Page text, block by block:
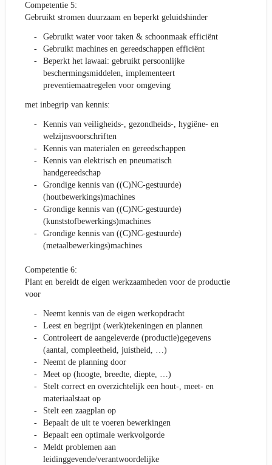
Competentie 5:
Gebruikt stromen duurzaam en beperkt geluidshinder
Gebruikt water voor taken & schoonmaak efficiënt
Gebruikt machines en gereedschappen efficiënt
Beperkt het lawaai: gebruikt persoonlijke
beschermingsmiddelen, implementeert
preventiemaatregelen voor omgeving
met inbegrip van kennis:
Kennis van veiligheids-, gezondheids-, hygiëne- en
welzijnsvoorschriften
Kennis van materialen en gereedschappen
Kennis van elektrisch en pneumatisch
handgereedschap
Grondige kennis van ((C)NC-gestuurde)
(houtbewerkings)machines
Grondige kennis van ((C)NC-gestuurde)
(kunststofbewerkings)machines
Grondige kennis van ((C)NC-gestuurde)
(metaalbewerkings)machines
Competentie 6:
Plant en bereidt de eigen werkzaamheden voor de productie
voor
Neemt kennis van de eigen werkopdracht
Leest en begrijpt (werk)tekeningen en plannen
Controleert de aangeleverde (productie)gegevens
(aantal, compleetheid, juistheid, …)
Neemt de planning door
Meet op (hoogte, breedte, diepte, …)
Stelt correct en overzichtelijk een hout-, meet- en
materiaalstaat op
Stelt een zaagplan op
Bepaalt de uit te voeren bewerkingen
Bepaalt een optimale werkvolgorde
Meldt problemen aan
leidinggevende/verantwoordelijke